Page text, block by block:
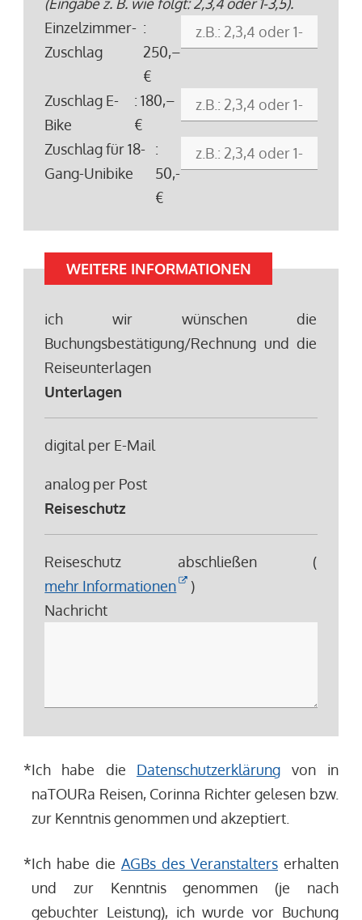
Einzelzimmer-
Zuschlag
:
250,–
€
Zuschlag E-
Bike
: 180,–
€
Zuschlag für 18-
Gang-Unibike
:
50,-
€
WEITERE INFORMATIONEN
ich wir wünschen die
Buchungsbestätigung/Rechnung und die
Reiseunterlagen
Unterlagen
digital per E-Mail
analog per Post
Reiseschutz
Reiseschutz abschließen (
mehr Informationen
)
Nachricht
*Ich habe die Datenschutzerklärungvon in
naTOURa Reisen, Corinna Richter gelesen bzw.
zur Kenntnis genommen und akzeptiert.
*Ich habe die AGBs des Veranstalterserhalten
und zur Kenntnis genommen (je nach
gebuchter Leistung), ich wurde vor Buchung